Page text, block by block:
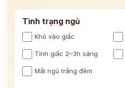
Tình trạng ngủ
Khó vào giấc
Tỉnh giấc 2–3h sáng
Mất ngủ trắng đêm